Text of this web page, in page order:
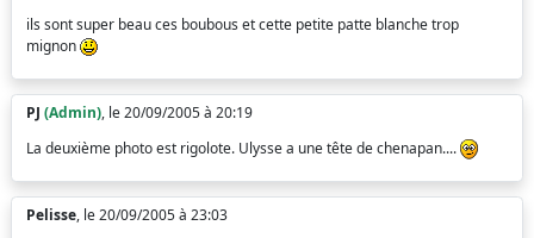
ils sont super beau ces boubous et cette petite patte blanche trop
mignon
PJ (Admin), le 20/09/2005 à 20:19
La deuxième photo est rigolote. Ulysse a une tête de chenapan....
Pelisse, le 20/09/2005 à 23:03